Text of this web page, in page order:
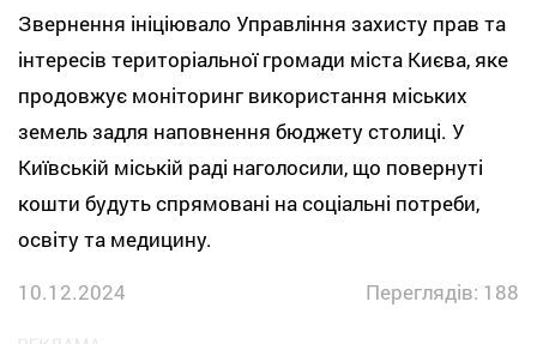
Звернення ініціювало Управління захисту прав та
інтересів територіальної громади міста Києва, яке
продовжує моніторинг використання міських
земель задля наповнення бюджету столиці. У
Київській міській раді наголосили, що повернуті
кошти будуть спрямовані на соціальні потреби,
освіту та медицину.
10.12.2024
Переглядів: 188